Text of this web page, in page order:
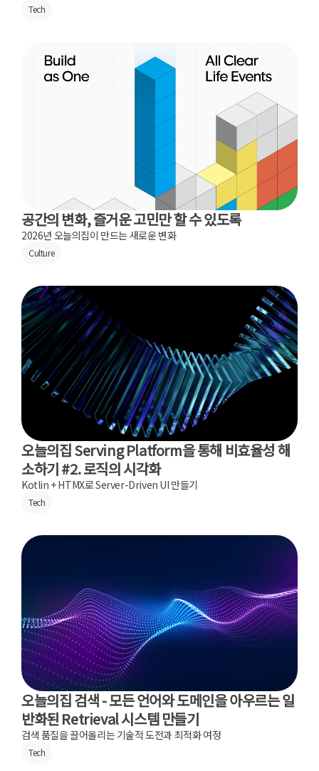
Tech
공간의 변화, 즐거운 고민만 할 수 있도록
2026년 오늘의집이 만드는 새로운 변화
Culture
오늘의집 Serving Platform을 통해 비효율성 해
소하기 #2. 로직의 시각화
Kotlin + HTMX로 Server-Driven UI 만들기
Tech
오늘의집 검색 - 모든 언어와 도메인을 아우르는 일
반화된 Retrieval 시스템 만들기
검색 품질을 끌어올리는 기술적 도전과 최적화 여정
Tech